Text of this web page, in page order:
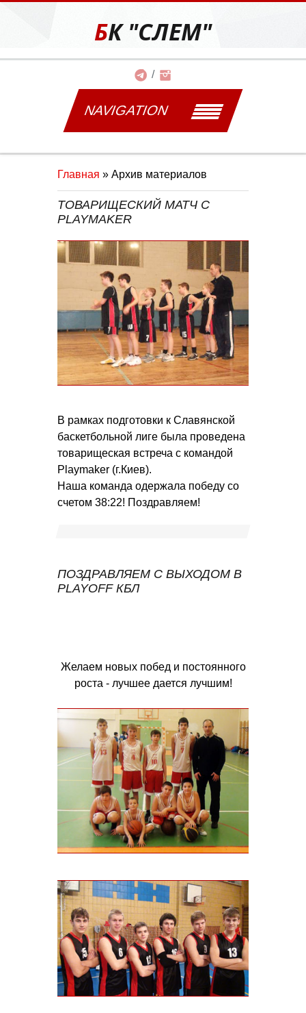
БК "СЛЕМ"
NAVIGATION
Главная » Архив материалов
ТОВАРИЩЕСКИЙ МАТЧ С
PLAYMAKER
В рамках подготовки к Славянской
баскетбольной лиге была проведена
товарищеская встреча с командой
Playmaker (г.Киев).
Наша команда одержала победу со
счетом 38:22! Поздравляем!
ПОЗДРАВЛЯЕМ С ВЫХОДОМ В
PLAYOFF КБЛ
Желаем новых побед и постоянного
роста - лучшее дается лучшим!